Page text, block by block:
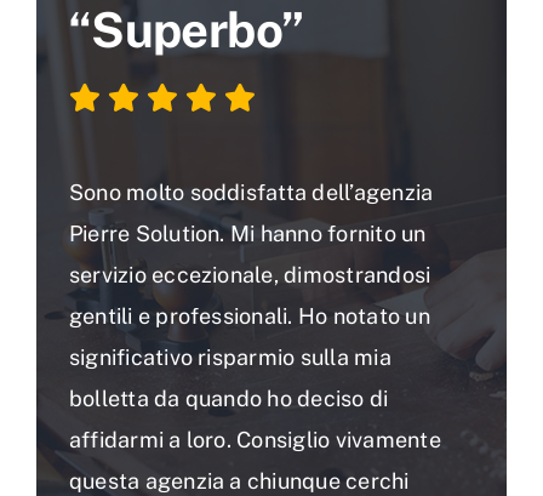
“Superbo”
Sono molto soddisfatta dell’agenzia
Pierre Solution. Mi hanno fornito un
servizio eccezionale, dimostrandosi
gentili e professionali. Ho notato un
significativo risparmio sulla mia
bolletta da quando ho deciso di
affidarmi a loro. Consiglio vivamente
questa agenzia a chiunque cerchi